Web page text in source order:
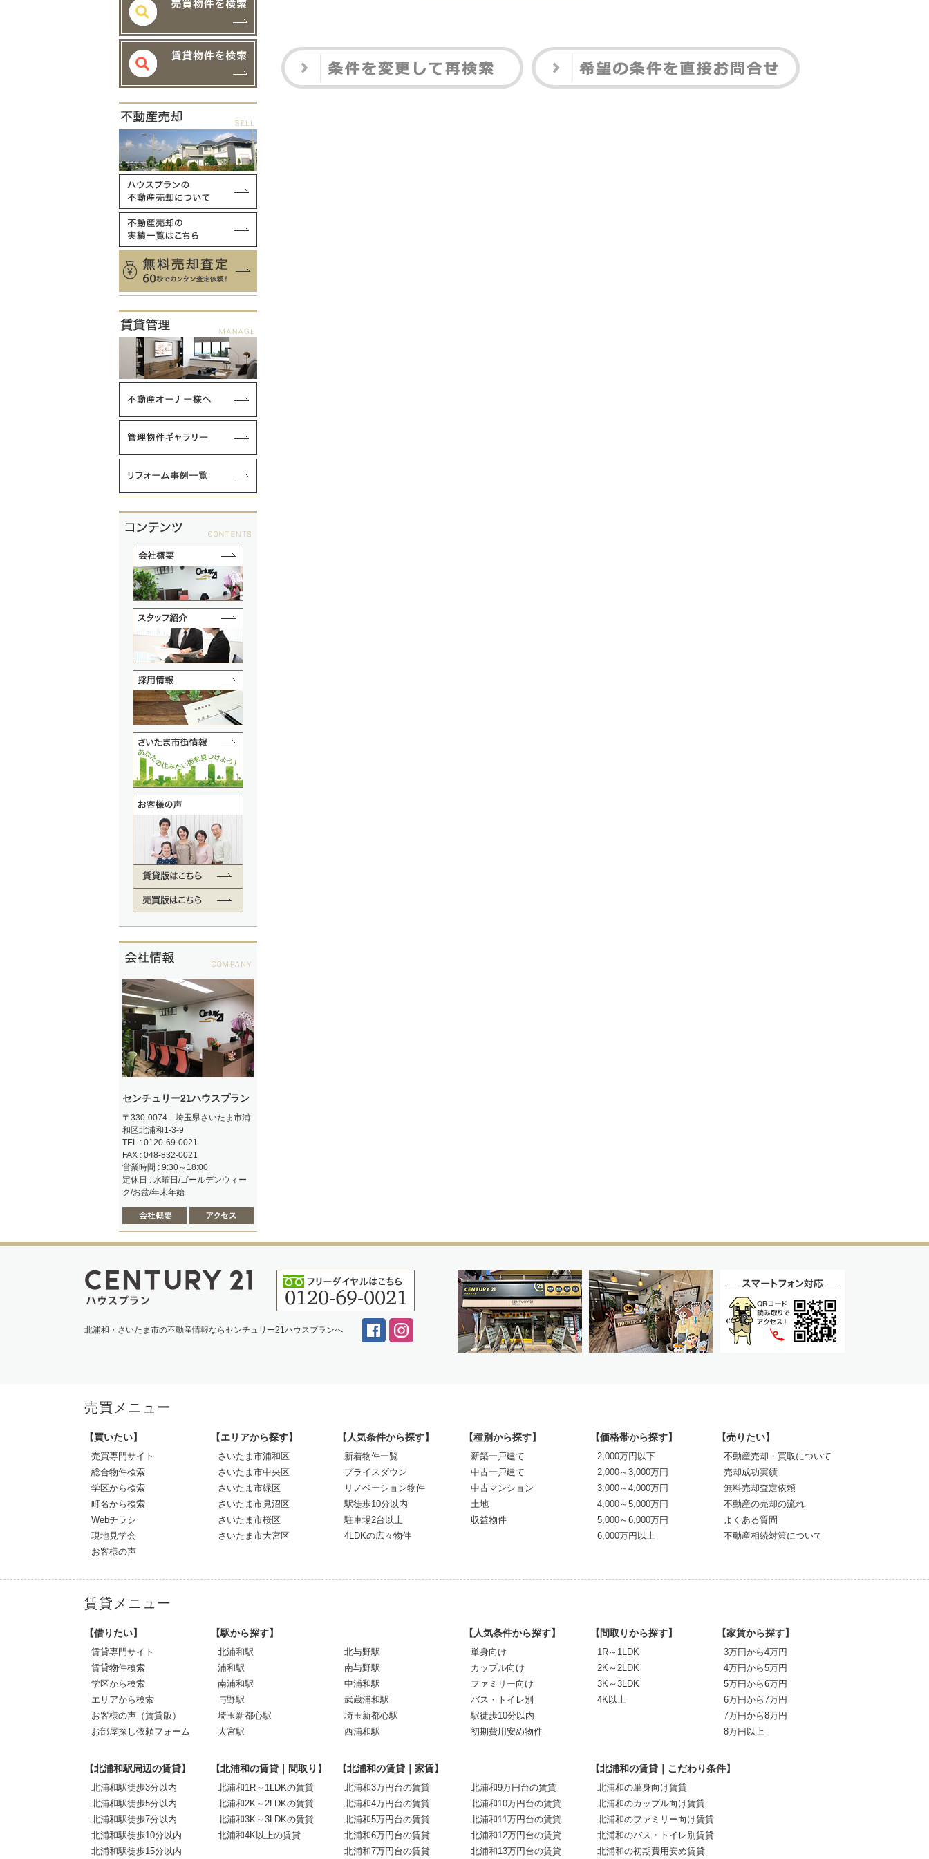
センチュリー21ハウスプラン
〒330-0074 埼玉県さいたま市浦
和区北浦和1-3-9
TEL : 0120-69-0021
FAX : 048-832-0021
営業時間 : 9:30～18:00
定休日 : 水曜日/ゴールデンウィー
ク/お盆/年末年始
北浦和・さいたま市の不動産情報ならセンチュリー21ハウスプランへ
売買メニュー
【買いたい】
売買専門サイト
総合物件検索
学区から検索
町名から検索
Webチラシ
現地見学会
お客様の声
【エリアから探す】
さいたま市浦和区
さいたま市中央区
さいたま市緑区
さいたま市見沼区
さいたま市桜区
さいたま市大宮区
【人気条件から探す】
新着物件一覧
プライスダウン
リノベーション物件
駅徒歩10分以内
駐車場2台以上
4LDKの広々物件
【種別から探す】
新築一戸建て
中古一戸建て
中古マンション
土地
収益物件
【価格帯から探す】
2,000万円以下
2,000～3,000万円
3,000～4,000万円
4,000～5,000万円
5,000～6,000万円
6,000万円以上
【売りたい】
不動産売却・買取について
売却成功実績
無料売却査定依頼
不動産の売却の流れ
よくある質問
不動産相続対策について
賃貸メニュー
【借りたい】
賃貸専門サイト
賃貸物件検索
学区から検索
エリアから検索
お客様の声（賃貸版）
お部屋探し依頼フォーム
【駅から探す】
北浦和駅
浦和駅
南浦和駅
与野駅
埼玉新都心駅
大宮駅
北与野駅
南与野駅
中浦和駅
武蔵浦和駅
埼玉新都心駅
西浦和駅
【人気条件から探す】
単身向け
カップル向け
ファミリー向け
バス・トイレ別
駅徒歩10分以内
初期費用安め物件
【間取りから探す】
1R～1LDK
2K～2LDK
3K～3LDK
4K以上
【家賃から探す】
3万円から4万円
4万円から5万円
5万円から6万円
6万円から7万円
7万円から8万円
8万円以上
【北浦和駅周辺の賃貸】
北浦和駅徒歩3分以内
北浦和駅徒歩5分以内
北浦和駅徒歩7分以内
北浦和駅徒歩10分以内
北浦和駅徒歩15分以内
【北浦和の賃貸｜間取り】
北浦和1R～1LDKの賃貸
北浦和2K～2LDKの賃貸
北浦和3K～3LDKの賃貸
北浦和4K以上の賃貸
【北浦和の賃貸｜家賃】
北浦和3万円台の賃貸
北浦和4万円台の賃貸
北浦和5万円台の賃貸
北浦和6万円台の賃貸
北浦和7万円台の賃貸
北浦和9万円台の賃貸
北浦和10万円台の賃貸
北浦和11万円台の賃貸
北浦和12万円台の賃貸
北浦和13万円台の賃貸
【北浦和の賃貸｜こだわり条件】
北浦和の単身向け賃貸
北浦和のカップル向け賃貸
北浦和のファミリー向け賃貸
北浦和のバス・トイレ別賃貸
北浦和の初期費用安め賃貸